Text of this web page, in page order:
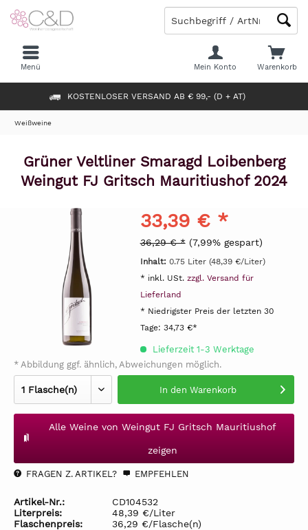
KOSTENLOSER VERSAND AB € 99,- (D + AT)
Warenkorb
Mein Konto
Menü
Weißweine
Grüner Veltliner Smaragd Loibenberg
Weingut FJ Gritsch Mauritiushof 2024
33,39 € *
36,29 € * (7,99% gespart)
Inhalt: 0.75 Liter (48,39 €/Liter)
* inkl. USt. zzgl. Versand für
Lieferland
* Niedrigster Preis der letzten 30
Tage: 34,73 €*
Lieferzeit 1-3 Werktage
* Abbildung ggf. ähnlich, Abweichungen möglich.
In den Warenkorb
Alle Weine von Weingut FJ Gritsch Mauritiushof
zeigen
FRAGEN Z. ARTIKEL? EMPFEHLEN
Artikel-Nr.:
CD104532
Literpreis:
48,39 €/Liter
Flaschenpreis:
36,29 €/Flasche(n)